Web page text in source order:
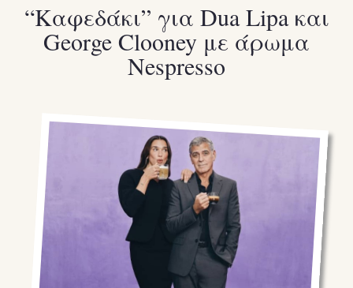
TALK OF THE TOWN
PLEASURES
Facebook
Instagram
Youtube
TikTok
X(Twitter)
“Καφεδάκι” για Dua Lipa και
George Clooney με άρωμα
Nespresso